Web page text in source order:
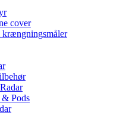
cover
& Pods